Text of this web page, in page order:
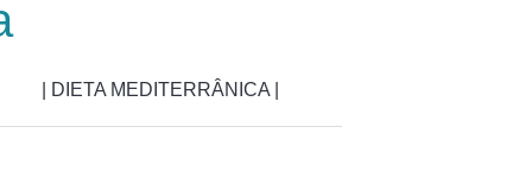
| DIETA MEDITERRÂNICA |